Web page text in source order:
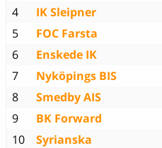
4
IK Sleipner
5
FOC Farsta
6
Enskede IK
7
Nyköpings BIS
8
Smedby AIS
9
BK Forward
10
Syrianska